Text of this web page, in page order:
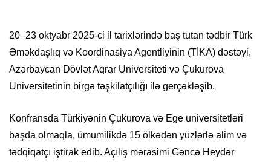
20–23 oktyabr 2025-ci il tarixlərində baş tutan tədbir Türk
Əməkdaşlıq və Koordinasiya Agentliyinin (TİKA) dəstəyi,
Azərbaycan Dövlət Aqrar Universiteti və Çukurova
Universitetinin birgə təşkilatçılığı ilə gerçəkləşib.
Konfransda Türkiyənin Çukurova və Ege universitetləri
başda olmaqla, ümumilikdə 15 ölkədən yüzlərlə alim və
tədqiqatçı iştirak edib. Açılış mərasimi Gəncə Heydər